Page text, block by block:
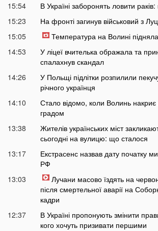
15:54
В Україні заборонять ловити
15:23
На фронті загинув військовий з
15:05
Температура на Волині
14:53
У ліцеї вчителька ображала та
спалахнув скандал
14:26
У Польщі підлітки розпилили
річного українця
14:10
Стало відомо, коли Волинь накриє
градом
13:38
Жителів українських міст
сьогодні на вулицю: що сталося
13:17
Екстрасенс назвав дату початку
РФ
13:03
Лучани масово їздять на
після смертельної аварії на
кадри
12:37
В Україні пропонують змінити
кого хочуть призивати першими